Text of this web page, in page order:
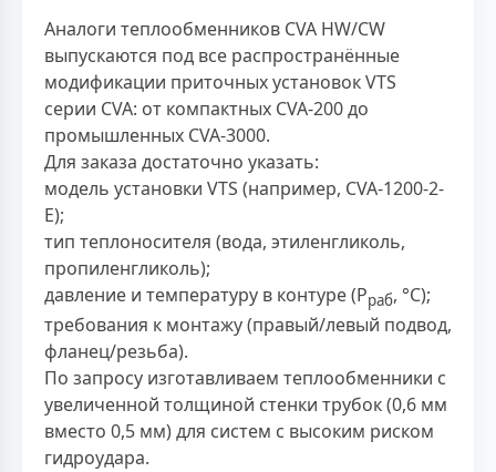
Аналоги теплообменников CVA HW/CW
выпускаются под все распространённые
модификации приточных установок VTS
серии CVA: от компактных CVA-200 до
промышленных CVA-3000.
Для заказа достаточно указать:
модель установки VTS (например, CVA-1200-2-
E);
тип теплоносителя (вода, этиленгликоль,
пропиленгликоль);
давление и температуру в контуре (Pраб, °C);
требования к монтажу (правый/левый подвод,
фланец/резьба).
По запросу изготавливаем теплообменники с
увеличенной толщиной стенки трубок (0,6 мм
вместо 0,5 мм) для систем с высоким риском
гидроудара.